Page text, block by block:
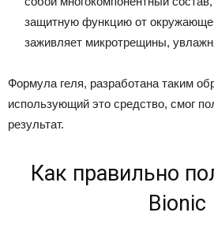
защитную функцию от
заживляет микротрещины,
Формула геля, разработана таким
использующий это средство, смог
результат.
Как правильно
Bionic